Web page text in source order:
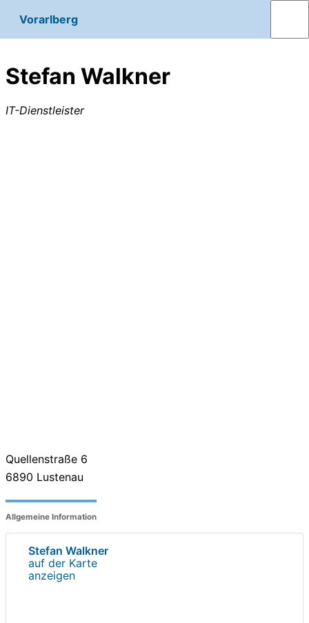
Vorarlberg
Stefan Walkner
IT-Dienstleister
Quellenstraße 6
6890 Lustenau
Allgemeine Information
Stefan Walkner
auf der Karte
anzeigen